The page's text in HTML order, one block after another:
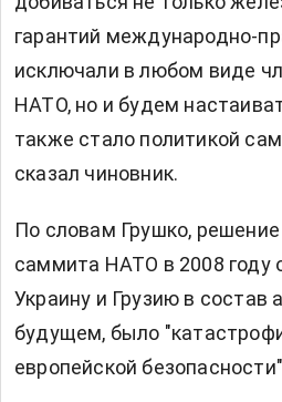
гарантий международно-
исключали в любом виде
НАТО, но и будем
также стало политикой
сказал чиновник.
По словам Грушко, решение
саммита НАТО в 2008 году
Украину и Грузию в состав
будущем, было
европейской